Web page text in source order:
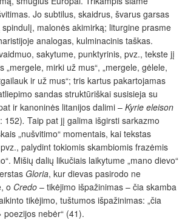
Jo subtilus, skaidrus, švarus garsas
malonės akimirką; liturgine prasme
analogas, kulminacinis taškas.
sakytume, punktyrinis, pvz., tekste jį
„mergele, mirki už mus“, „mergele, gėlele,
ir už mus“; tris kartus pakartojamas
sandas struktūriškai susisieja su
ir kanoninės litanijos dalimi – Kyrie eleison
152). Taip pat jį galima išgirsti sarkazmo
„nušvitimo“ momentais, kai tekstas
palydint tokiomis skambiomis frazėmis
Mišių dalių likučiais laikytume „mano dievo“
Gloria, kur dievas pasirodo ne
o Credo – tikėjimo išpažinimas – čia skamba
tikėjimo, tuštumos išpažinimas: „čia
nebėr“ (41).